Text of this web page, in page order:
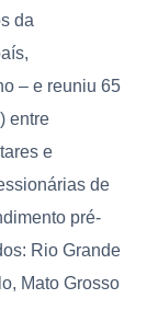
da
– e reuniu 65
entre
e
de
pré-
Rio Grande
Mato Grosso